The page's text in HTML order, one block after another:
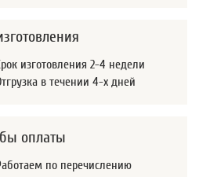
изготовления 2-4 недели
в течении 4-х дней
оплаты
по перечислению